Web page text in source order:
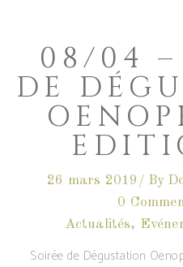
08/04 –
DE
26 mars 2019 By
0
Actualités,
Soirée de Dégustation